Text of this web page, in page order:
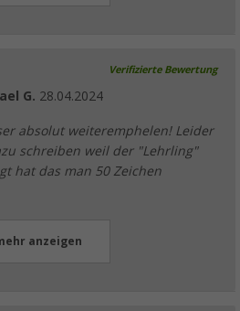
Verifizierte Bewertung
G. 28.04.2024
absolut weiteremphelen! Leider
schreiben weil der "Lehrling"
hat das man 50 Zeichen
anzeigen